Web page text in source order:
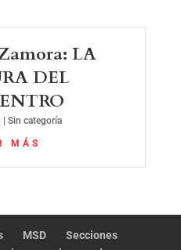
LA
DEL
| Sin categoría
MÁS
MSD
Secciones